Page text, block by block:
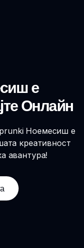
е
Онлайн
Ноемесиш е
креативност
авантура!